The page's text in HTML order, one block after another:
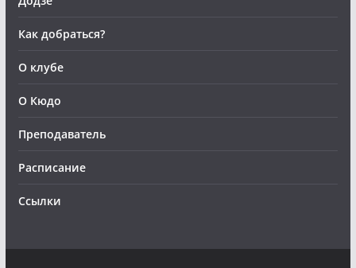
Как добраться?
О клубе
О Кюдо
Преподаватель
Расписание
Ссылки